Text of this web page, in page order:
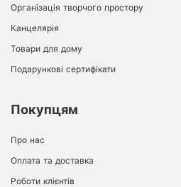
Організація творчого простору
Канцелярія
Товари для дому
Подарункові сертифікати
Покупцям
Про нас
Оплата та доставка
Роботи клієнтів